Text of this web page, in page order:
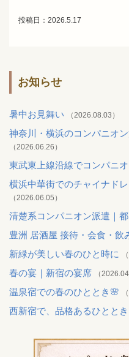
投稿日：2026.5.17
お知らせ
暑中お見舞い （2026.08.03）
神奈川・横浜のコンパニオ
（2026.06.26）
東武東上線沿線でコンパニ
横浜中華街でのチャイナド
（2026.06.05）
清楚系コンパニオン派遣｜
豊洲 居酒屋 接待・会食・飲
新緑が美しい春のひと時に
春の宴｜新宿の宴席 （
温泉宿での春のひととき🌸
西新宿で、品格あるひとと